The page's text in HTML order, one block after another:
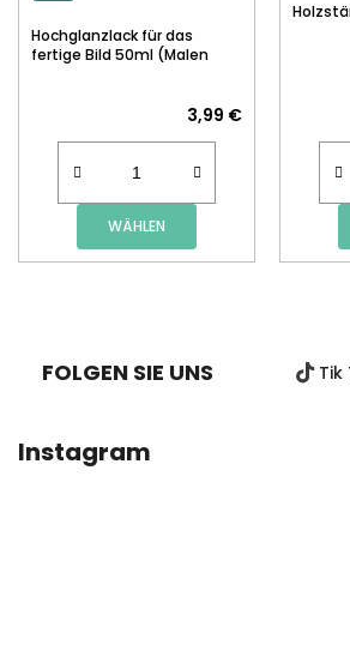
Hochglanzlack für das
fertige Bild 50ml (Malen
3,99 €
WÄHLEN
FOLGEN SIE UNS Tik
Instagram